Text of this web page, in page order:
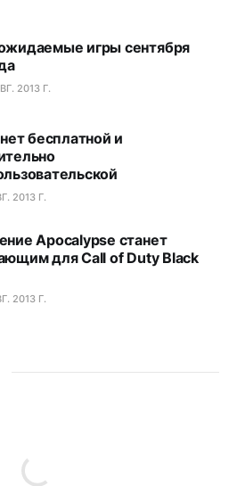
игры сентября
2013 Г.
бесплатной и
2013 Г.
Apocalypse станет
для Call of Duty Black
2013 Г.